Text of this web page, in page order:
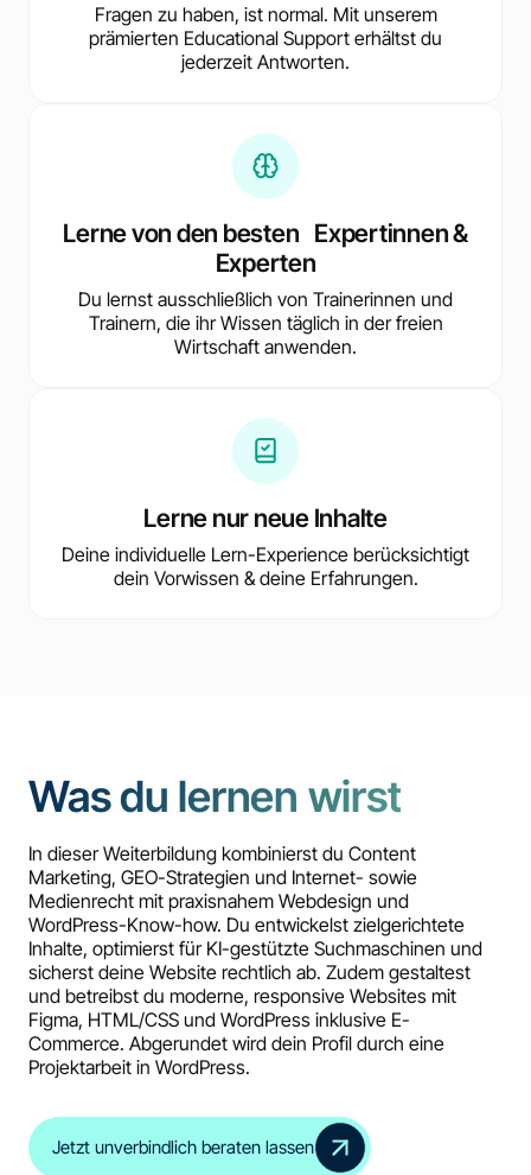
Fragen zu haben, ist normal. Mit unserem
prämierten Educational Support erhältst du
jederzeit Antworten.
Lerne von den besten Expertinnen &
Experten
Du lernst ausschließlich von Trainerinnen und
Trainern, die ihr Wissen täglich in der freien
Wirtschaft anwenden.
Lerne nur neue Inhalte
Deine individuelle Lern-Experience berücksichtigt
dein Vorwissen & deine Erfahrungen.
Was du lernen wirst
In dieser Weiterbildung kombinierst du Content
Marketing, GEO-Strategien und Internet- sowie
Medienrecht mit praxisnahem Webdesign und
WordPress-Know-how. Du entwickelst zielgerichtete
Inhalte, optimierst für KI-gestützte Suchmaschinen und
sicherst deine Website rechtlich ab. Zudem gestaltest
und betreibst du moderne, responsive Websites mit
Figma, HTML/CSS und WordPress inklusive E-
Commerce. Abgerundet wird dein Profil durch eine
Projektarbeit in WordPress.
Jetzt unverbindlich beraten lassen